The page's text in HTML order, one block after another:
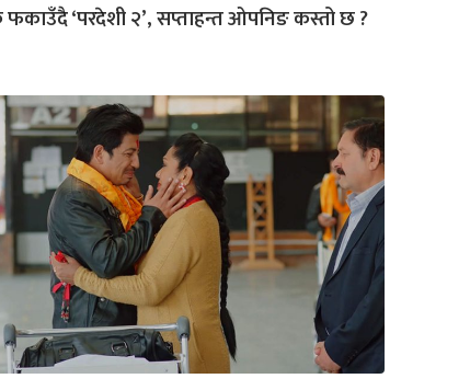
फकाउँदै ‘परदेशी २’, सप्ताहन्त ओपनिङ कस्तो छ ?